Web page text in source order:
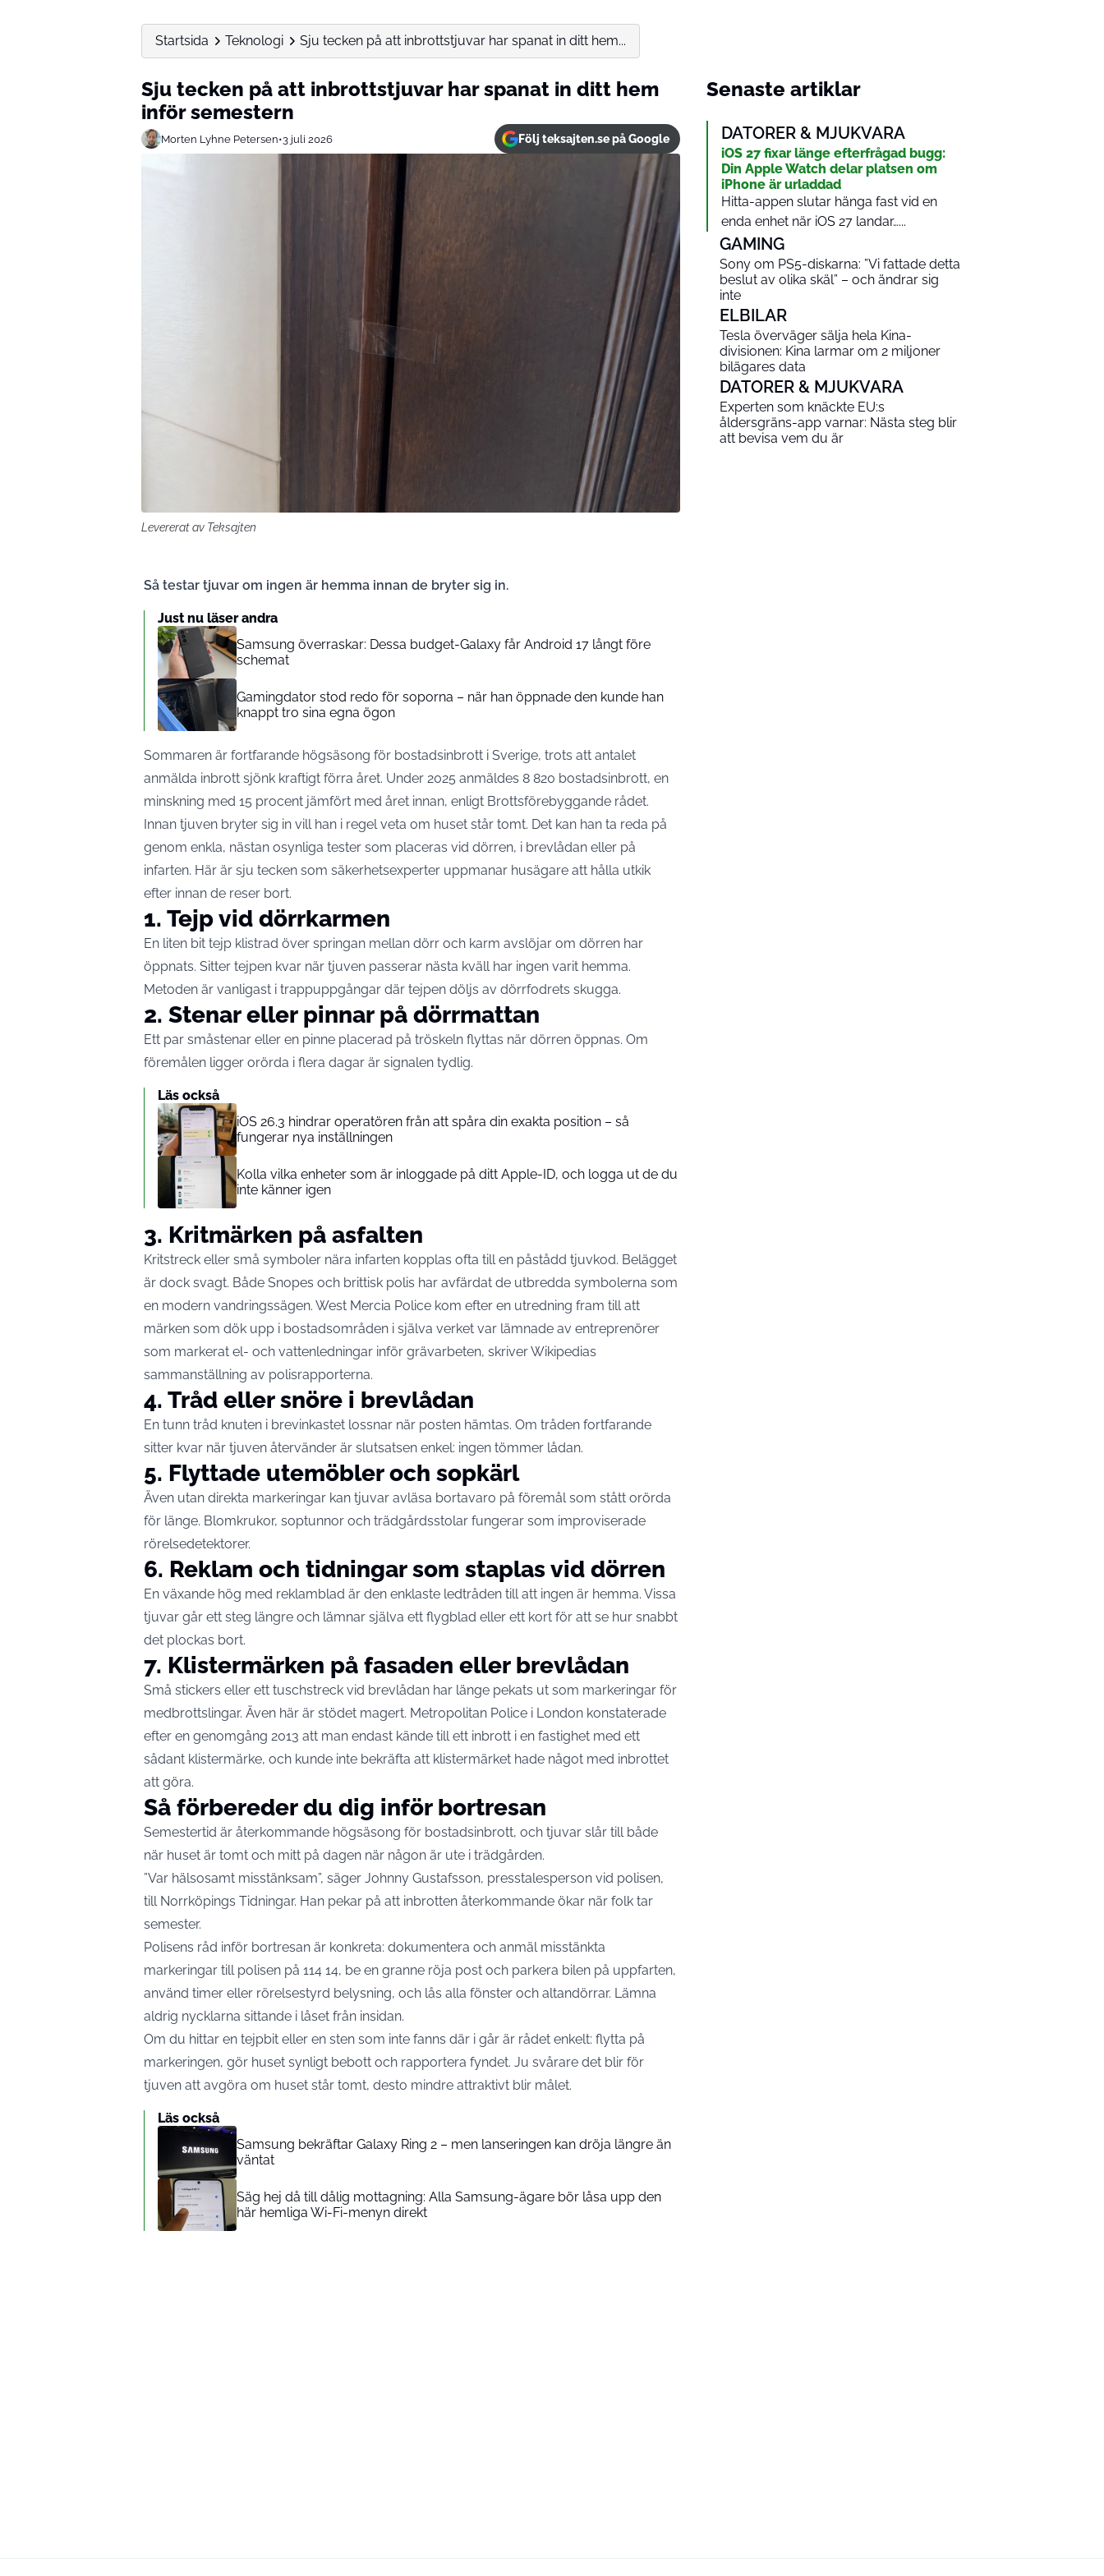
Startsida Teknologi Sju tecken på att inbrottstjuvar har spanat in ditt hem...
Sju tecken på att inbrottstjuvar har spanat in ditt hem
inför semestern
Morten Lyhne Petersen•3 juli 2026 Följ teksajten.se på Google
Levererat av Teksajten
Så testar tjuvar om ingen är hemma innan de bryter sig in.
Just nu läser andra
Samsung överraskar: Dessa budget-Galaxy får Android 17 långt före
schemat
Gamingdator stod redo för soporna – när han öppnade den kunde han
knappt tro sina egna ögon
Sommaren är fortfarande högsäsong för bostadsinbrott i Sverige, trots att antalet
anmälda inbrott sjönk kraftigt förra året. Under 2025 anmäldes 8 820 bostadsinbrott, en
minskning med 15 procent jämfört med året innan, enligt Brottsförebyggande rådet.
Innan tjuven bryter sig in vill han i regel veta om huset står tomt. Det kan han ta reda på
genom enkla, nästan osynliga tester som placeras vid dörren, i brevlådan eller på
infarten. Här är sju tecken som säkerhetsexperter uppmanar husägare att hålla utkik
efter innan de reser bort.
1. Tejp vid dörrkarmen
En liten bit tejp klistrad över springan mellan dörr och karm avslöjar om dörren har
öppnats. Sitter tejpen kvar när tjuven passerar nästa kväll har ingen varit hemma.
Metoden är vanligast i trappuppgångar där tejpen döljs av dörrfodrets skugga.
2. Stenar eller pinnar på dörrmattan
Ett par småstenar eller en pinne placerad på tröskeln flyttas när dörren öppnas. Om
föremålen ligger orörda i flera dagar är signalen tydlig.
Läs också
iOS 26.3 hindrar operatören från att spåra din exakta position – så
fungerar nya inställningen
Kolla vilka enheter som är inloggade på ditt Apple-ID, och logga ut de du
inte känner igen
3. Kritmärken på asfalten
Kritstreck eller små symboler nära infarten kopplas ofta till en påstådd tjuvkod. Belägget
är dock svagt. Både Snopes och brittisk polis har avfärdat de utbredda symbolerna som
en modern vandringssägen. West Mercia Police kom efter en utredning fram till att
märken som dök upp i bostadsområden i själva verket var lämnade av entreprenörer
som markerat el- och vattenledningar inför grävarbeten, skriver Wikipedias
sammanställning av polisrapporterna.
4. Tråd eller snöre i brevlådan
En tunn tråd knuten i brevinkastet lossnar när posten hämtas. Om tråden fortfarande
sitter kvar när tjuven återvänder är slutsatsen enkel: ingen tömmer lådan.
5. Flyttade utemöbler och sopkärl
Även utan direkta markeringar kan tjuvar avläsa bortavaro på föremål som stått orörda
för länge. Blomkrukor, soptunnor och trädgårdsstolar fungerar som improviserade
rörelsedetektorer.
6. Reklam och tidningar som staplas vid dörren
En växande hög med reklamblad är den enklaste ledtråden till att ingen är hemma. Vissa
tjuvar går ett steg längre och lämnar själva ett flygblad eller ett kort för att se hur snabbt
det plockas bort.
7. Klistermärken på fasaden eller brevlådan
Små stickers eller ett tuschstreck vid brevlådan har länge pekats ut som markeringar för
medbrottslingar. Även här är stödet magert. Metropolitan Police i London konstaterade
efter en genomgång 2013 att man endast kände till ett inbrott i en fastighet med ett
sådant klistermärke, och kunde inte bekräfta att klistermärket hade något med inbrottet
att göra.
Så förbereder du dig inför bortresan
Semestertid är återkommande högsäsong för bostadsinbrott, och tjuvar slår till både
när huset är tomt och mitt på dagen när någon är ute i trädgården.
”Var hälsosamt misstänksam”, säger Johnny Gustafsson, presstalesperson vid polisen,
till Norrköpings Tidningar. Han pekar på att inbrotten återkommande ökar när folk tar
semester.
Polisens råd inför bortresan är konkreta: dokumentera och anmäl misstänkta
markeringar till polisen på 114 14, be en granne röja post och parkera bilen på uppfarten,
använd timer eller rörelsestyrd belysning, och lås alla fönster och altandörrar. Lämna
aldrig nycklarna sittande i låset från insidan.
Om du hittar en tejpbit eller en sten som inte fanns där i går är rådet enkelt: flytta på
markeringen, gör huset synligt bebott och rapportera fyndet. Ju svårare det blir för
tjuven att avgöra om huset står tomt, desto mindre attraktivt blir målet.
Läs också
Samsung bekräftar Galaxy Ring 2 – men lanseringen kan dröja längre än
väntat
Säg hej då till dålig mottagning: Alla Samsung-ägare bör låsa upp den
här hemliga Wi-Fi-menyn direkt
Senaste artiklar
DATORER & MJUKVARA
iOS 27 fixar länge efterfrågad bugg:
Din Apple Watch delar platsen om
iPhone är urladdad
Hitta-appen slutar hänga fast vid en
enda enhet när iOS 27 landar…...
GAMING
Sony om PS5-diskarna: ”Vi fattade detta
beslut av olika skäl” – och ändrar sig
inte
ELBILAR
Tesla överväger sälja hela Kina-
divisionen: Kina larmar om 2 miljoner
bilägares data
DATORER & MJUKVARA
Experten som knäckte EU:s
åldersgräns-app varnar: Nästa steg blir
att bevisa vem du är